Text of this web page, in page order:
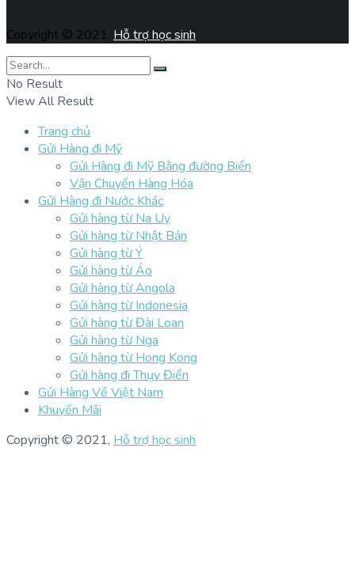
Copyright © 2021, Hỗ trợ học sinh
No Result
View All Result
Trang chủ
Gửi Hàng đi Mỹ
Gửi Hàng đi Mỹ Bằng đường Biển
Vận Chuyển Hàng Hóa
Gửi Hàng đi Nước Khác
Gửi hàng từ Na Uy
Gửi hàng từ Nhật Bản
Gửi hàng từ Ý
Gửi hàng từ Áo
Gửi hàng từ Angola
Gửi hàng từ Indonesia
Gửi hàng từ Đài Loan
Gửi hàng từ Nga
Gửi hàng từ Hong Kong
Gửi hàng đi Thụy Điển
Gửi Hàng Về Việt Nam
Khuyến Mãi
Copyright © 2021, Hỗ trợ học sinh